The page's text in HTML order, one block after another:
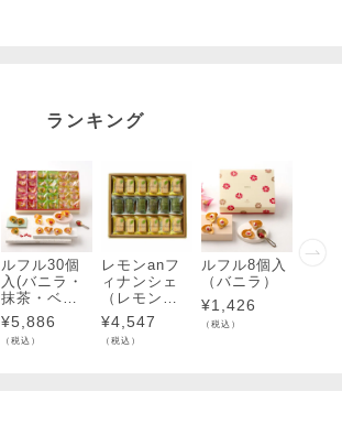
ランキング
ルフル30個
入(バニラ・
抹茶・ベリ
ーベリー)各1
0個入
¥5,886
（税込）
レモンanフ
ィナンシェ
（レモン・
抹茶）18個
入
¥4,547
（税込）
ルフル8個入
（バニラ）
¥1,426
（税込）